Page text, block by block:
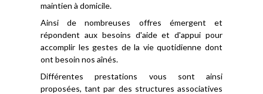
maintien à domicile.
Ainsi de nombreuses offres émergent et
répondent aux besoins d'aide et d'appui pour
accomplir les gestes de la vie quotidienne dont
ont besoin nos aînés.
Différentes prestations vous sont ainsi
proposées, tant par des structures associatives